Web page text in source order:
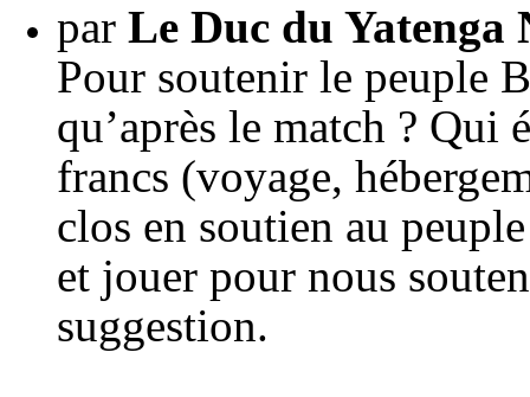
par Le Duc du Yatenga
Pour soutenir le peuple
qu’après le match ? Qui
francs (voyage,
clos en soutien au
et jouer pour nous
suggestion.